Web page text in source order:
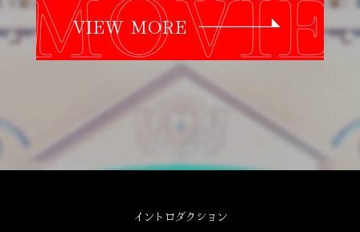
VIEW MORE
イントロダクション